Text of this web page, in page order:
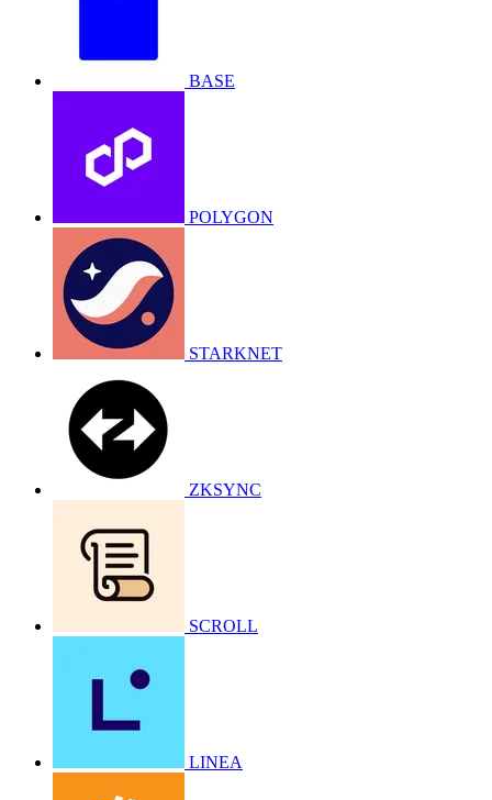
BASE
POLYGON
STARKNET
ZKSYNC
SCROLL
LINEA